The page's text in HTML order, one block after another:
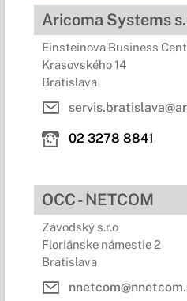
Aricoma Systems
Einsteinova Business
Krasovského 14
Bratislava
02 3278 8841
OCC - NETCOM
Závodský s.r.o
Floriánske námestie 2
Bratislava